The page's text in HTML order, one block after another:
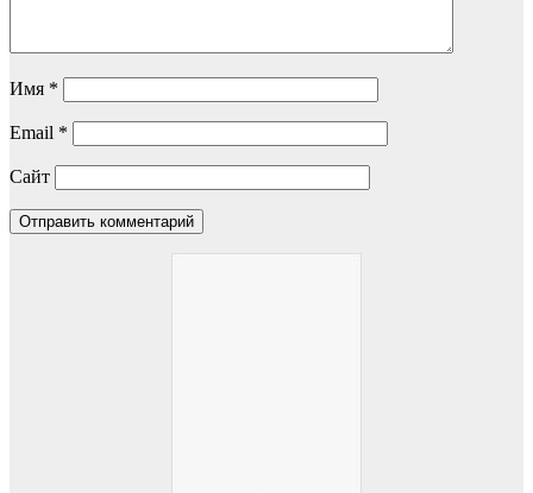
Имя *
Email *
Сайт